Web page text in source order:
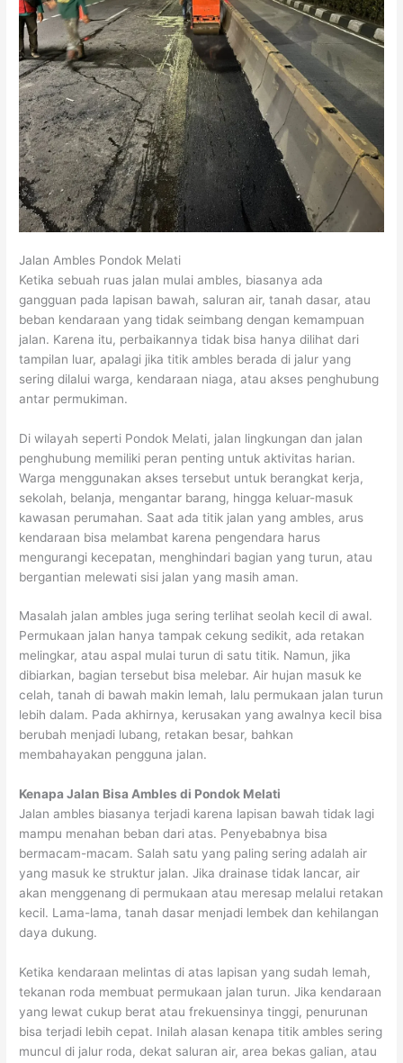
Jalan Ambles Pondok Melati
Ketika sebuah ruas jalan mulai ambles, biasanya ada
gangguan pada lapisan bawah, saluran air, tanah dasar, atau
beban kendaraan yang tidak seimbang dengan kemampuan
jalan. Karena itu, perbaikannya tidak bisa hanya dilihat dari
tampilan luar, apalagi jika titik ambles berada di jalur yang
sering dilalui warga, kendaraan niaga, atau akses penghubung
antar permukiman.
Di wilayah seperti Pondok Melati, jalan lingkungan dan jalan
penghubung memiliki peran penting untuk aktivitas harian.
Warga menggunakan akses tersebut untuk berangkat kerja,
sekolah, belanja, mengantar barang, hingga keluar-masuk
kawasan perumahan. Saat ada titik jalan yang ambles, arus
kendaraan bisa melambat karena pengendara harus
mengurangi kecepatan, menghindari bagian yang turun, atau
bergantian melewati sisi jalan yang masih aman.
Masalah jalan ambles juga sering terlihat seolah kecil di awal.
Permukaan jalan hanya tampak cekung sedikit, ada retakan
melingkar, atau aspal mulai turun di satu titik. Namun, jika
dibiarkan, bagian tersebut bisa melebar. Air hujan masuk ke
celah, tanah di bawah makin lemah, lalu permukaan jalan turun
lebih dalam. Pada akhirnya, kerusakan yang awalnya kecil bisa
berubah menjadi lubang, retakan besar, bahkan
membahayakan pengguna jalan.
Kenapa Jalan Bisa Ambles di Pondok Melati
Jalan ambles biasanya terjadi karena lapisan bawah tidak lagi
mampu menahan beban dari atas. Penyebabnya bisa
bermacam-macam. Salah satu yang paling sering adalah air
yang masuk ke struktur jalan. Jika drainase tidak lancar, air
akan menggenang di permukaan atau meresap melalui retakan
kecil. Lama-lama, tanah dasar menjadi lembek dan kehilangan
daya dukung.
Ketika kendaraan melintas di atas lapisan yang sudah lemah,
tekanan roda membuat permukaan jalan turun. Jika kendaraan
yang lewat cukup berat atau frekuensinya tinggi, penurunan
bisa terjadi lebih cepat. Inilah alasan kenapa titik ambles sering
muncul di jalur roda, dekat saluran air, area bekas galian, atau